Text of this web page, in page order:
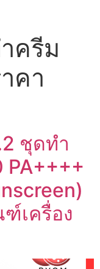
ครีม
คา
ชุดทำ
PA++++
เครื่อง